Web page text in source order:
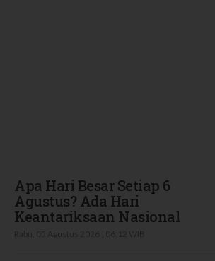
Apa Hari Besar Setiap 6
Agustus? Ada Hari
Keantariksaan Nasional